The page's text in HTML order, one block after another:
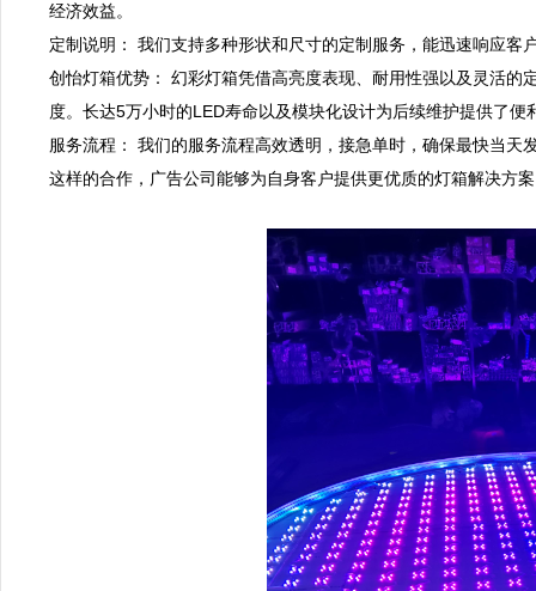
经济效益。
定制说明： 我们支持多种形状和尺寸的定制服务，能迅速响应
创怡灯箱优势： 幻彩灯箱凭借高亮度表现、耐用性强以及灵活
度。长达5万小时的LED寿命以及模块化设计为后续维护提供了
服务流程： 我们的服务流程高效透明，接急单时，确保最快当
这样的合作，广告公司能够为自身客户提供更优质的灯箱解决方